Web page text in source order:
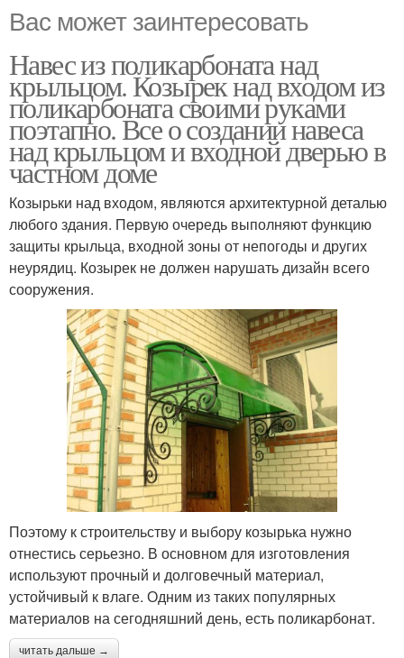
Вас может заинтересовать
Навес из поликарбоната над
крыльцом. Козырек над входом из
поликарбоната своими руками
поэтапно. Все о создании навеса
над крыльцом и входной дверью в
частном доме
Козырьки над входом, являются архитектурной деталью
любого здания. Первую очередь выполняют функцию
защиты крыльца, входной зоны от непогоды и других
неурядиц. Козырек не должен нарушать дизайн всего
сооружения.
Поэтому к строительству и выбору козырька нужно
отнестись серьезно. В основном для изготовления
используют прочный и долговечный материал,
устойчивый к влаге. Одним из таких популярных
материалов на сегодняшний день, есть поликарбонат.
читать дальше →